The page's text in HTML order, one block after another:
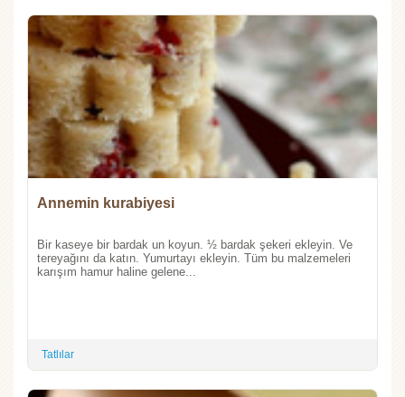
Annemin kurabiyesi
Bir kaseye bir bardak un koyun. ½ bardak şekeri ekleyin. Ve
tereyağını da katın. Yumurtayı ekleyin. Tüm bu malzemeleri
karışım hamur haline gelene...
Tatlılar